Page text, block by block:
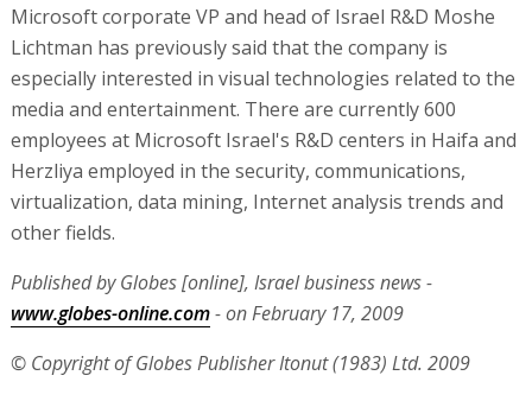
Microsoft corporate VP and head of Israel R&D Moshe
Lichtman has previously said that the company is
especially interested in visual technologies related to the
media and entertainment. There are currently 600
employees at Microsoft Israel's R&D centers in Haifa and
Herzliya employed in the security, communications,
virtualization, data mining, Internet analysis trends and
other fields.
Published by Globes [online], Israel business news -
www.globes-online.com- on February 17, 2009
© Copyright of Globes Publisher Itonut (1983) Ltd. 2009